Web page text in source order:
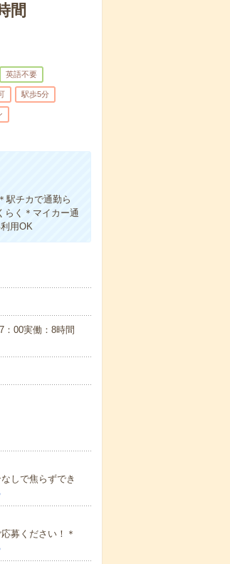
間
英語不要
駅歩5分
駅チカで通勤ら
らく＊マイカー通
用OK
：00実働：8時間
しで焦らずでき
募ください！＊